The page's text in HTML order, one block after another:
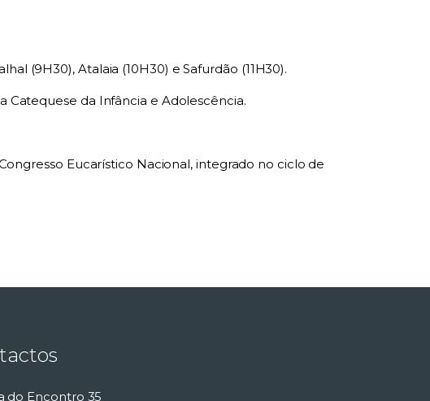
(9H30), Atalaia (10H30) e Safurdão (11H30).
Catequese da Infância e Adolescência.
Eucarístico Nacional, integrado no ciclo de
do Encontro 35